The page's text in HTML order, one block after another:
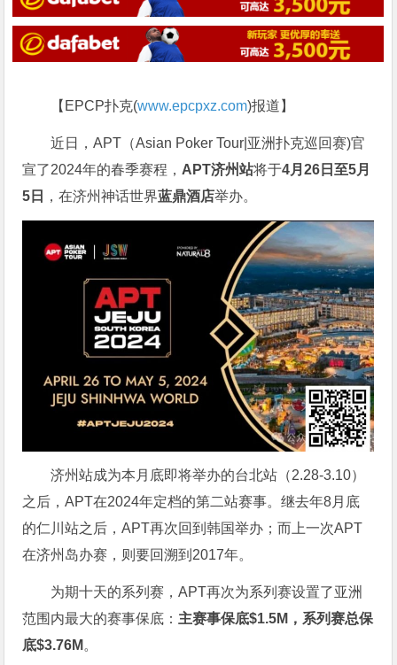
【EPCP扑克(www.epcpxz.com)报道】
近日，APT（Asian Poker Tour|亚洲扑克巡回赛)官
宣了2024年的春季赛程，APT济州站将于4月26日至5月
5日
，在济州神话世界蓝鼎酒店举办。
济州站成为本月底即将举办的台北站（2.28-3.10）
之后，APT在2024年定档的第二站赛事。继去年8月底
的仁川站之后，APT再次回到韩国举办；而上一次APT
在济州岛办赛，则要回溯到2017年。
为期十天的系列赛，APT再次为系列赛设置了亚洲
范围内最大的赛事保底： 主赛事保底$1.5M，系列赛总保
底$3.76M 。